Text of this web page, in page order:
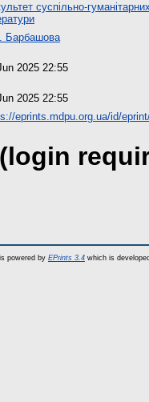
суспільно-
Барбашова
2025 22:55
2025 22:55
eprints.mdpu.org.ua/id/
powered by EPrints 3.4 which is